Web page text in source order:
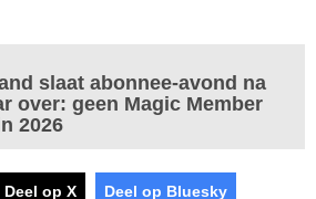
slaat abonnee-avond na
over: geen Magic Member
2026
Deel op X Deel op Bluesky